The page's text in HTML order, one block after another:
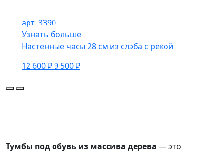
арт. 3390
Узнать больше
Настенные часы 28 см из слэба с рекой
12 600 ₽9 500 ₽
Тумбы под обувь из массива дерева — это